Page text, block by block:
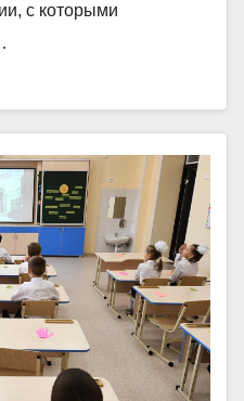
с которыми